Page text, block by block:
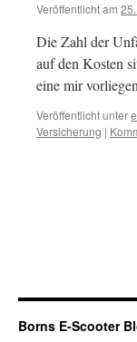
Veröffentlicht am
Die Zahl der
auf den Kosten
eine mir
Veröffentlicht unter
Versicherung |
Borns E-Scooter